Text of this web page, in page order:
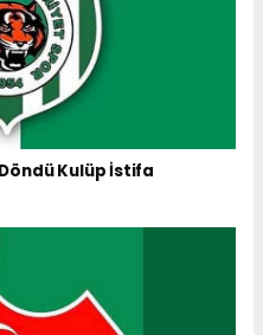
Kulüp İstifa